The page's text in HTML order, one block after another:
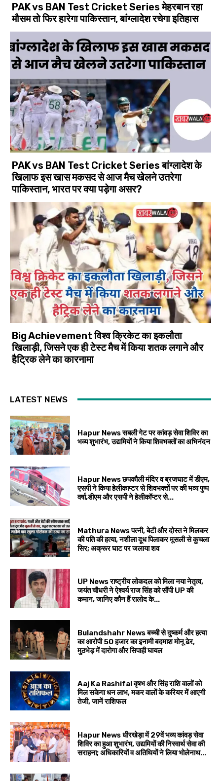
PAK vs BAN Test Cricket Series मेहरबान रहा
मौसम तो फिर हारेगा पाकिस्तान, बांग्लादेश रचेगा इतिहास
PAK vs BAN Test Cricket Series बांग्लादेश के
खिलाफ इस खास मकसद से आज मैच खेलने उतरेगा
पाकिस्तान, भारत पर क्या पड़ेगा असर?
Big Achievement विश्व क्रिकेट का इकलौता
खिलाड़ी, जिसने एक ही टेस्ट मैच में किया शतक लगाने और
हैट्रिक लेने का कारनामा
LATEST NEWS
Hapur News सबली गेट पर कांवड़ सेवा शिविर का
भव्य शुभारंभ, उद्यमियों ने किया शिवभक्तों का अभिनंदन
Hapur News छपकौली मंदिर व ब्रजघाट में डीएम,
एसपी ने किया हेलीकाप्टर से शिवभक्तों पर की भव्य पुष्प
वर्षा,डीएम और एसपी ने हेलीकॉप्टर से...
Mathura News पत्नी, बेटी और दोस्त ने मिलकर
की पति की हत्या, नशीला दूध पिलाकर मूसली से कुचला
सिर; अक्रूर घाट पर जलाया शव
UP News राष्ट्रीय लोकदल को मिला नया नेतृत्व,
जयंत चौधरी ने ऐश्वर्य राज सिंह को सौंपी UP की
कमान, जानिए कौन हैं रालोद के...
Bulandshahr News बच्ची से दुष्कर्म और हत्या
का आरोपी 50 हजार का इनामी बदमाश मोनू ढेर,
मुठभेड़ में दारोगा और सिपाही घायल
Aaj Ka Rashifal वृषभ और सिंह राशि वालों को
मिल सकेगा धन लाभ, मकर वालों के करियर में आएगी
तेजी, जानें राशिफल
Hapur News धीरखेड़ा में 29वें भव्य कांवड़ सेवा
शिविर का हुआ शुभारंभ, उद्यमियों की निस्वार्थ सेवा की
सराहना; अधिकारियों व अतिथियों ने लिया भोलेनाथ...